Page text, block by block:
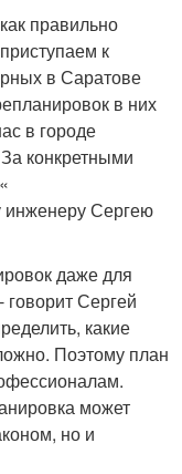
правильно
к
в Саратове
в них
в городе
конкретными
инженеру Сергею
даже для
говорит Сергей
какие
Поэтому план
может
но и